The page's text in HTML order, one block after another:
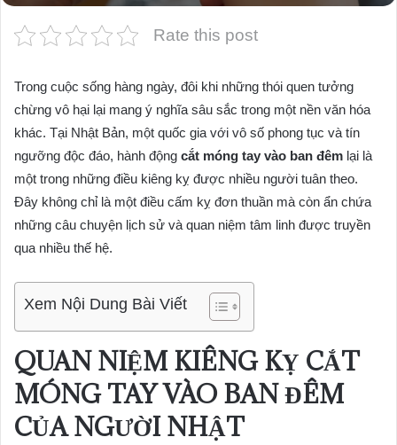
Rate this post
Trong cuộc sống hàng ngày, đôi khi những thói quen tưởng
chừng vô hại lại mang ý nghĩa sâu sắc trong một nền văn hóa
khác. Tại Nhật Bản, một quốc gia với vô số phong tục và tín
ngưỡng độc đáo, hành động cắt móng tay vào ban đêm lại là
một trong những điều kiêng kỵ được nhiều người tuân theo.
Đây không chỉ là một điều cấm kỵ đơn thuần mà còn ẩn chứa
những câu chuyện lịch sử và quan niệm tâm linh được truyền
qua nhiều thế hệ.
Xem Nội Dung Bài Viết
QUAN NIỆM KIÊNG KỴ CẮT
MÓNG TAY VÀO BAN ĐÊM
CỦA NGƯỜI NHẬT